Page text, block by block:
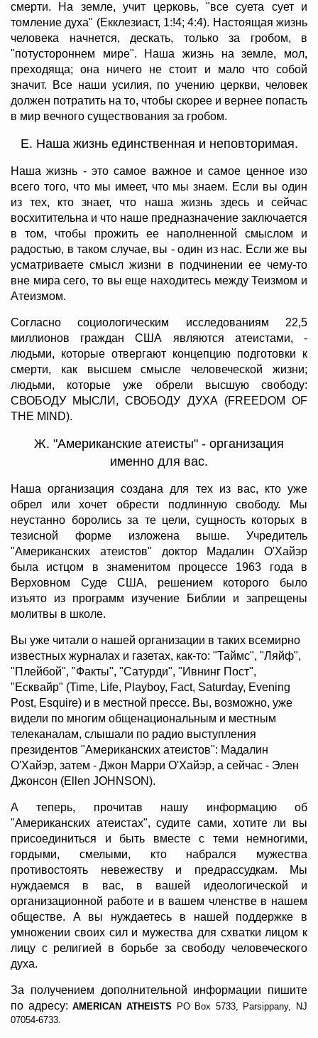
смерти. На земле, учит церковь, "все суета сует и
томление духа" (Екклезиаст, 1:!4; 4:4). Настоящая жизнь
человека начнется, дескать, только за гробом, в
"потустороннем мире". Наша жизнь на земле, мол,
преходяща; она ничего не стоит и мало что собой
значит. Все наши усилия, по учению церкви, человек
должен потратить на то, чтобы скорее и вернее попасть
в мир вечного существования за гробом.
Е. Наша жизнь единственная и неповторимая.
Наша жизнь - это самое важное и самое ценное изо
всего того, что мы имеет, что мы знаем. Если вы один
из тех, кто знает, что наша жизнь здесь и сейчас
восхитительна и что наше предназначение заключается
в том, чтобы прожить ее наполненной смыслом и
радостью, в таком случае, вы - один из нас. Если же вы
усматриваете смысл жизни в подчинении ее чему-то
вне мира сего, то вы еще находитесь между Теизмом и
Атеизмом.
Согласно социологическим исследованиям 22,5
миллионов граждан США являются атеистами, -
людьми, которые отвергают концепцию подготовки к
смерти, как высшем смысле человеческой жизни;
людьми, которые уже обрели высшую свободу:
СВОБОДУ МЫСЛИ, СВОБОДУ ДУХА (FREEDOM OF
THE MIND).
Ж. "Американские атеисты" - организация
именно для вас.
Наша организация создана для тех из вас, кто уже
обрел или хочет обрести подлинную свободу. Мы
неустанно боролись за те цели, сущность которых в
тезисной форме изложена выше. Учредитель
"Американских атеистов" доктор Мадалин О'Хайэр
была истцом в знаменитом процессе 1963 года в
Верховном Суде США, решением которого было
изъято из программ изучение Библии и запрещены
молитвы в школе.
Вы уже читали о нашей организации в таких всемирно
известных журналах и газетах, как-то: "Таймс", "Ляйф",
"Плейбой", "Факты", "Сатурди", "Ивнинг Пост",
"Есквайр" (Time, Life, Playboy, Fact, Saturday, Evening
Post, Esquire) и в местной прессе. Вы, возможно, уже
видели по многим общенациональным и местным
телеканалам, слышали по радио выступления
президентов "Американских атеистов": Мадалин
О'Хайэр, затем - Джон Марри О'Хайэр, а сейчас - Элен
Джонсон (Ellen JOHNSON).
А теперь, прочитав нашу информацию об
"Американских атеистах", судите сами, хотите ли вы
присоединиться и быть вместе с теми немногими,
гордыми, смелыми, кто набрался мужества
противостоять невежеству и предрассудкам. Мы
нуждаемся в вас, в вашей идеологической и
организационной работе и в вашем членстве в нашем
обществе. А вы нуждаетесь в нашей поддержке в
умножении своих сил и мужества для схватки лицом к
лицу с религией в борьбе за свободу человеческого
духа.
За получением дополнительной информации пишите
по адресу:AMERICAN ATHEISTS PO Box 5733, Parsippany, NJ
07054-6733.